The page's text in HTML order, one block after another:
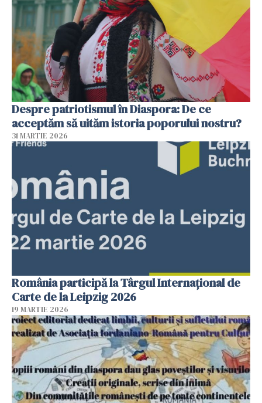
Despre patriotismul în Diaspora: De ce
acceptăm să uităm istoria poporului nostru?
31 MARTIE 2026
România participă la Târgul Internațional de
Carte de la Leipzig 2026
19 MARTIE 2026